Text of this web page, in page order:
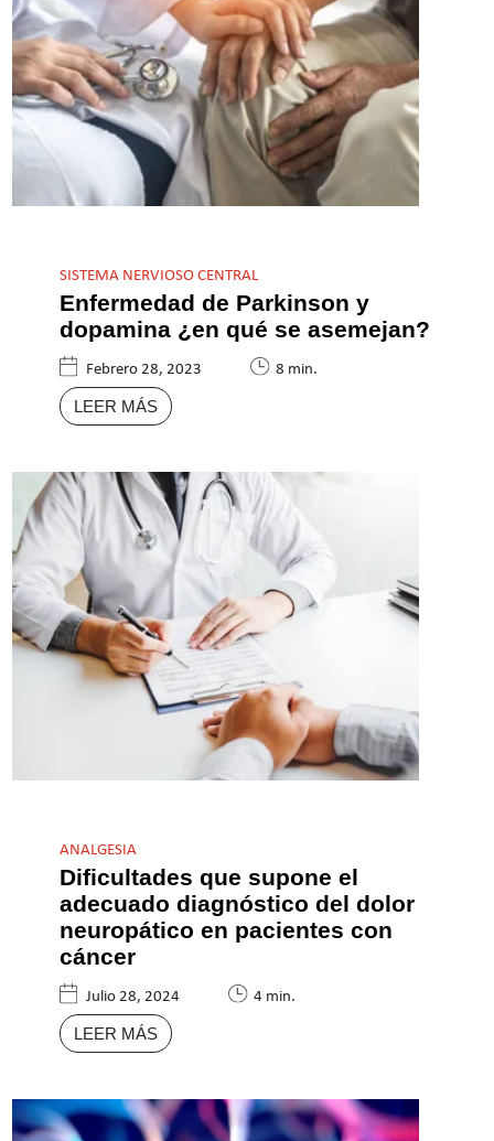
SISTEMA NERVIOSO CENTRAL
Enfermedad de Parkinson y
dopamina ¿en qué se asemejan?
Febrero 28, 2023 8 min.
LEER MÁS
ANALGESIA
Dificultades que supone el
adecuado diagnóstico del dolor
neuropático en pacientes con
cáncer
Julio 28, 2024 4 min.
LEER MÁS